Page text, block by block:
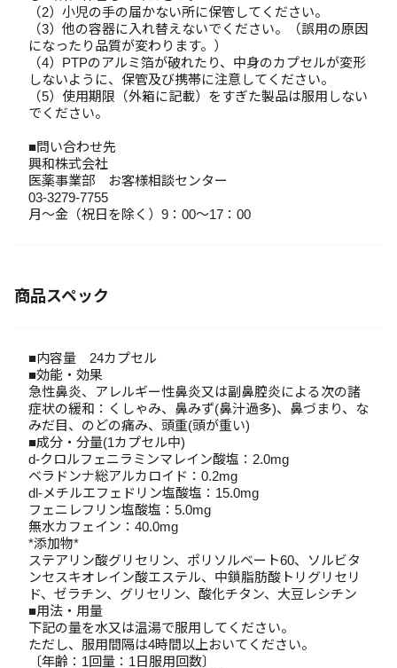
（2）小児の手の届かない所に保管してください。
（3）他の容器に入れ替えないでください。（誤用の原因
になったり品質が変わります。）
（4）PTPのアルミ箔が破れたり、中身のカプセルが変形
しないように、保管及び携帯に注意してください。
（5）使用期限（外箱に記載）をすぎた製品は服用しない
でください。
■問い合わせ先
興和株式会社
医薬事業部 お客様相談センター
03-3279-7755
月～金（祝日を除く）9：00～17：00
商品スペック
■内容量 24カプセル
■効能・効果
急性鼻炎、アレルギー性鼻炎又は副鼻腔炎による次の諸
症状の緩和：くしゃみ、鼻みず(鼻汁過多)、鼻づまり、な
みだ目、のどの痛み、頭重(頭が重い)
■成分・分量(1カプセル中)
d-クロルフェニラミンマレイン酸塩：2.0mg
ベラドンナ総アルカロイド：0.2mg
dl-メチルエフェドリン塩酸塩：15.0mg
フェニレフリン塩酸塩：5.0mg
無水カフェイン：40.0mg
*添加物*
ステアリン酸グリセリン、ポリソルベート60、ソルビタ
ンセスキオレイン酸エステル、中鎖脂肪酸トリグリセリ
ド、ゼラチン、グリセリン、酸化チタン、大豆レシチン
■用法・用量
下記の量を水又は温湯で服用してください。
ただし、服用間隔は4時間以上おいてください。
〔年齢：1回量：1日服用回数〕